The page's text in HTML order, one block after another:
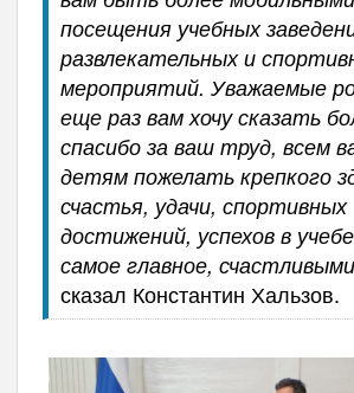
посещения учебных
развлекательных и
мероприятий. Уважаемые
еще раз вам хочу сказать
спасибо за ваш труд, всем
детям пожелать крепкого
счастья, удачи, спортивных
достижений, успехов в
самое главное,
сказал Константин Хальзов.